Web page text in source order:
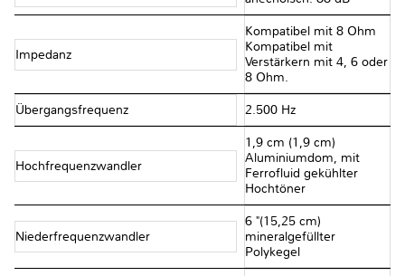
Impedanz
Kompatibel mit 8 Ohm
Kompatibel mit
Verstärkern mit 4, 6 oder
8 Ohm.
Übergangsfrequenz 2.500 Hz
Hochfrequenzwandler
1,9 cm (1,9 cm)
Aluminiumdom, mit
Ferrofluid gekühlter
Hochtöner
Niederfrequenzwandler
6 "(15,25 cm)
mineralgefüllter
Polykegel